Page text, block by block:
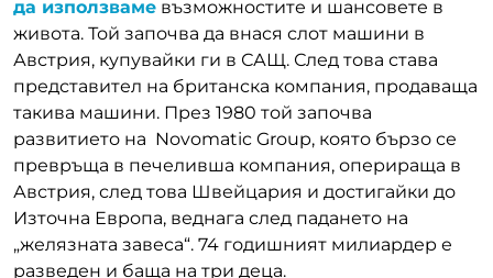
да използваме възможностите и шансовете в
живота. Той започва да внася слот машини в
Австрия, купувайки ги в САЩ. След това става
представител на британска компания, продаваща
такива машини. През 1980 той започва
развитието на Novomatic Group, която бързо се
превръща в печеливша компания, оперираща в
Австрия, след това Швейцария и достигайки до
Източна Европа, веднага след падането на
„желязната завеса“. 74 годишният милиардер е
разведен и баща на три деца.